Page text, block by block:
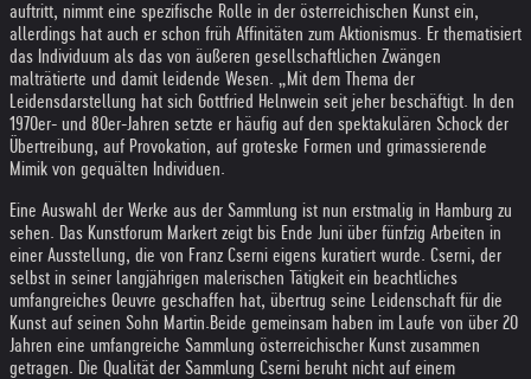
auftritt, nimmt eine spezifische Rolle in der österreichischen Kunst ein,
allerdings hat auch er schon früh Affinitäten zum Aktionismus. Er thematisiert
das Individuum als das von äußeren gesellschaftlichen Zwängen
malträtierte und damit leidende Wesen. „Mit dem Thema der
Leidensdarstellung hat sich Gottfried Helnwein seit jeher beschäftigt. In den
1970er- und 80er-Jahren setzte er häufig auf den spektakulären Schock der
Übertreibung, auf Provokation, auf groteske Formen und grimassierende
Mimik von gequälten Individuen.
Eine Auswahl der Werke aus der Sammlung ist nun erstmalig in Hamburg zu
sehen. Das Kunstforum Markert zeigt bis Ende Juni über fünfzig Arbeiten in
einer Ausstellung, die von Franz Cserni eigens kuratiert wurde. Cserni, der
selbst in seiner langjährigen malerischen Tätigkeit ein beachtliches
umfangreiches Oeuvre geschaffen hat, übertrug seine Leidenschaft für die
Kunst auf seinen Sohn Martin.Beide gemeinsam haben im Laufe von über 20
Jahren eine umfangreiche Sammlung österreichischer Kunst zusammen
getragen. Die Qualität der Sammlung Cserni beruht nicht auf einem